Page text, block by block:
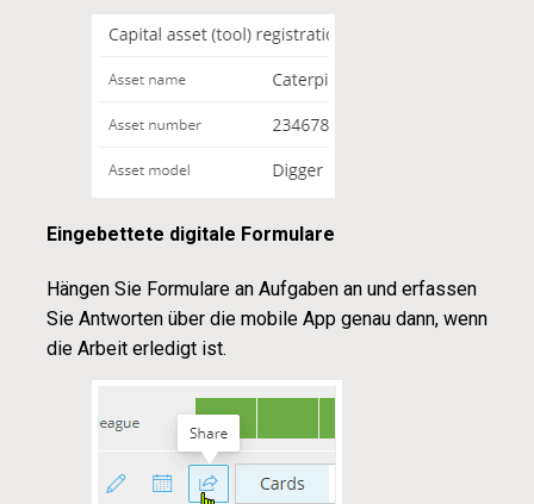
Eingebettete digitale Formulare
Hängen Sie Formulare an Aufgaben an und erfassen
Sie Antworten über die mobile App genau dann, wenn
die Arbeit erledigt ist.